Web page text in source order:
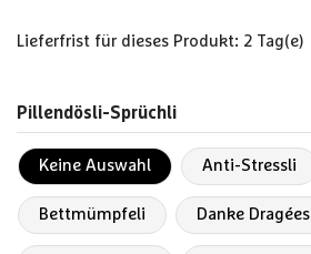
Lieferfrist für dieses Produkt: 2 Tag(e)
Pillendösli-Sprüchli
Keine Auswahl Anti-Stressli
Bettmümpfeli Danke Dragées